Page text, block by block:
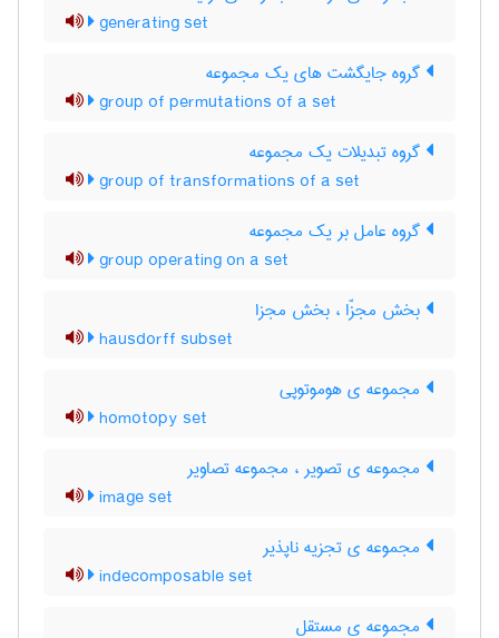
generating set
گروه جایگشت های یک مجموعه
group of permutations of a set
گروه تبدیلات یک مجموعه
group of transformations of a set
گروه عامل بر یک مجموعه
group operating on a set
بخش مجزّا ، بخش مجزا
hausdorff subset
مجموعه ی هوموتوپی
homotopy set
مجموعه ی تصویر ، مجموعه تصاویر
image set
مجموعه ی تجزیه ناپذیر
indecomposable set
مجموعه ی مستقل